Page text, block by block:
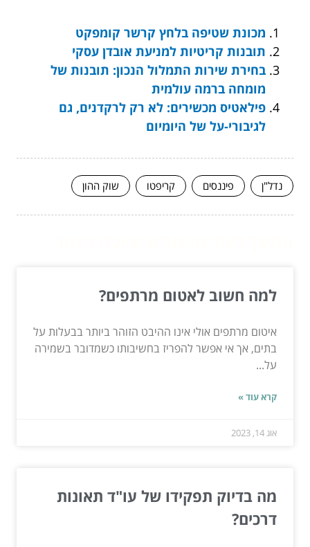
מכונת שטיפה בלחץ קרשר קומפקט
תובנות קריטיות למניעת אובדן עסקי
בחירת שירות התמלול הנכון: תובנות של
מומחה ברמה עולמית
פילאטיס מכשירים: לא רק לרקדנים, גם
לגיבורי-על של היומיום
נדל"ן פיננסים קריפטו שוק ההון
למה חשוב לאטום מרתפים?
איטום מרתפים אולי אינו ההיבט הזוהר ביותר בבעלות על
בתים, אך אי אפשר להפריז בחשיבותו כשמדובר בשמירה
על...
קרא עוד »
אוג 14, 2023
מה בדיוק תפקידו של עו"ד תאונות
דרכים?